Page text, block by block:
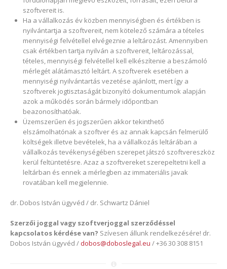
szoftvereit is.
Ha a vállalkozás év közben mennyiségben és értékben is
nyilvántartja a szoftvereit, nem kötelező számára a tételes
mennyiségi felvétellel elvégeznie a leltározást. Amennyiben
csak értékben tartja nyilván a szoftvereit, leltározással,
tételes, mennyiségi felvétellel kell elkészítenie a beszámoló
mérlegét alátámasztó leltárt. A szoftverek esetében a
mennyiségi nyilvántartás vezetése ajánlott, mert így a
szoftverek jogtisztaságát bizonyító dokumentumok alapján
azok a működés során bármely időpontban
beazonosíthatóak.
Üzemszerűen és jogszerűen akkor tekinthető
elszámolhatónak a szoftver és az annak kapcsán felmerülő
költségek illetve bevételek, ha a vállalkozás leltárában a
vállalkozás tevékenységében szerepet játszó szoftvereszköz
kerül feltüntetésre. Azaz a szoftvereket szerepeltetni kell a
leltárban és ennek a mérlegben az immateriális javak
rovatában kell megjelennie.
dr. Dobos István ügyvéd / dr. Schwartz Dániel
Szerzői joggal vagy szoftverjoggal szerződéssel
kapcsolatos kérdése van? Szívesen állunk rendelkezésére! dr.
Dobos István ügyvéd /dobos@doboslegal.eu / +36 30 308 8151